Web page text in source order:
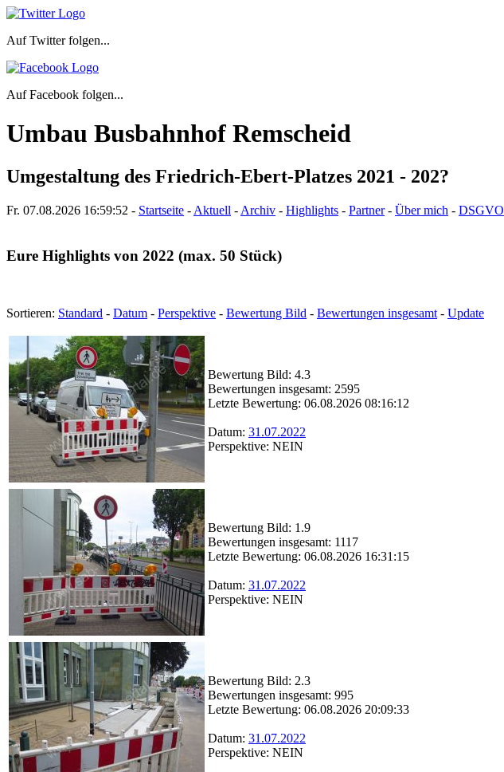
Auf Twitter folgen...
Auf Facebook folgen...
Umbau Busbahnhof Remscheid
Umgestaltung des Friedrich-Ebert-Platzes 2021 - 202?
Fr. 07.08.2026 16:59:53 - Startseite - Aktuell - Archiv - Highlights - Partner- Über mich - DSGVO
Eure Highlights von 2022 (max. 50 Stück)
Sortieren: Standard - Datum - Perspektive - Bewertung Bild - Bewertungen insgesamt - Update
Bewertung Bild: 4.3
Bewertungen insgesamt: 2595
Letzte Bewertung: 06.08.2026 08:16:12
Datum: 31.07.2022
Perspektive: NEIN
Bewertung Bild: 1.9
Bewertungen insgesamt: 1117
Letzte Bewertung: 06.08.2026 16:31:15
Datum: 31.07.2022
Perspektive: NEIN
Bewertung Bild: 2.3
Bewertungen insgesamt: 995
Letzte Bewertung: 06.08.2026 20:09:33
Datum: 31.07.2022
Perspektive: NEIN